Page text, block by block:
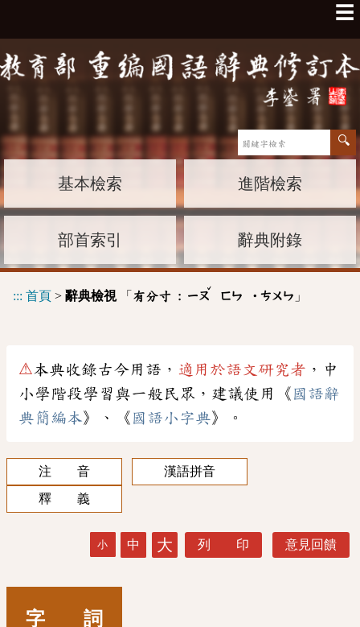
☰
基本檢索 進階檢索
部首索引 辭典附錄
::: 首頁 > 辭典檢視「 有分寸 : ㄧㄡ
ˇ
ㄈㄣ ˙ㄘㄨㄣ 」
⚠本典收錄古今用語， 適用於語文研究者 ，中
小學階段學習與一般民眾，建議使用《 國語辭
典簡編本》、《 國語小字典》。
注 音
漢語拼音
釋 義
小 中 大 列 印 意見回饋
字 詞